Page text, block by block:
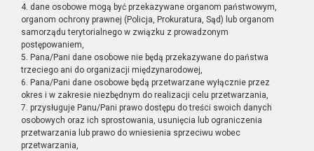
4. dane osobowe mogą być przekazywane organom państwowym,
organom ochrony prawnej (Policja, Prokuratura, Sąd) lub organom
samorządu terytorialnego w związku z prowadzonym
postępowaniem,
5. Pana/Pani dane osobowe nie będą przekazywane do państwa
trzeciego ani do organizacji międzynarodowej,
6. Pana/Pani dane osobowe będą przetwarzane wyłącznie przez
okres i w zakresie niezbędnym do realizacji celu przetwarzania,
7. przysługuje Panu/Pani prawo dostępu do treści swoich danych
osobowych oraz ich sprostowania, usunięcia lub ograniczenia
przetwarzania lub prawo do wniesienia sprzeciwu wobec
przetwarzania,